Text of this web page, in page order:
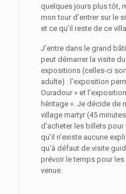
quelques jours plus tôt,
mon tour d’entrer sur le
et ce qu’il reste de ce
J’entre dans le grand
peut démarrer la visite
expositions (celles-ci
adulte) : l’exposition
Ouradour » et
héritage ». Je décide de
village martyr (45
d’acheter les billets
qu’il n’existe aucune
qu’à défaut de visite
prévoir le temps pour
venue.